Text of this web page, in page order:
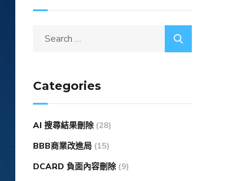
Categories
AI 搜尋結果刪除 (28)
BBB商業改進局 (15)
DCARD 負面內容刪除 (9)